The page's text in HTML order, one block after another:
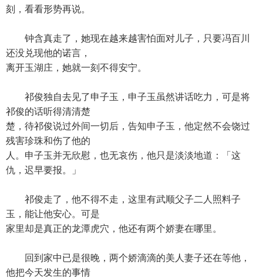
刻，看看形势再说。
钟含真走了，她现在越来越害怕面对儿子，只要冯百川
还没兑现他的诺言，
离开玉湖庄，她就一刻不得安宁。
祁俊独自去见了申子玉，申子玉虽然讲话吃力，可是将
祁俊的话听得清清楚
楚，待祁俊说过外间一切后，告知申子玉，他定然不会饶过
残害珍珠和伤了他的
人。申子玉并无欣慰，也无哀伤，他只是淡淡地道：「这
仇，迟早要报。」
祁俊走了，他不得不走，这里有武顺父子二人照料子
玉，能让他安心。可是
家里却是真正的龙潭虎穴，他还有两个娇妻在哪里。
回到家中已是很晚，两个娇滴滴的美人妻子还在等他，
他把今天发生的事情